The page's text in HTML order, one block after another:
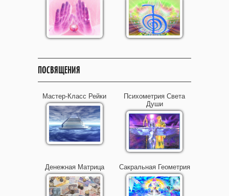
ПОСВЯЩЕНИЯ
Мастер-Класс Рейки
Психометрия Света
Души
Денежная Матрица Сакральная Геометрия